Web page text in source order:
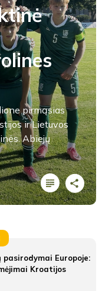
pirmąsias
ir Lietuvos
Abiejų
pasirodymai Europoje:
Kroatijos